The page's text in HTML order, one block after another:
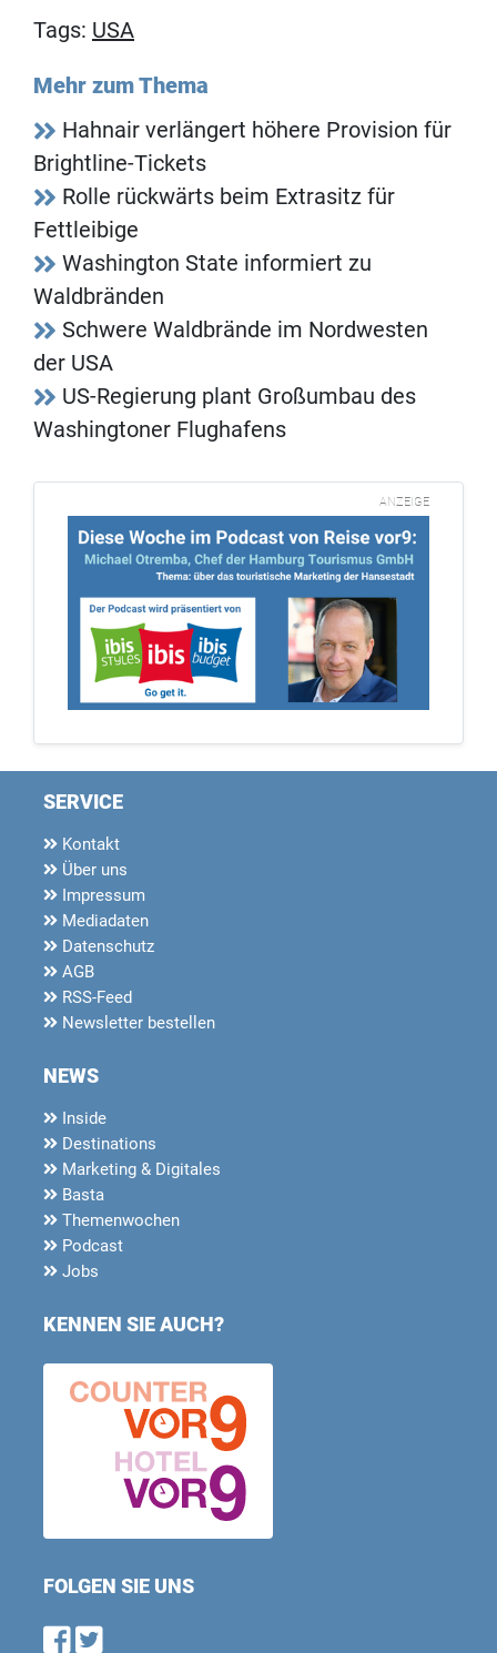
Tags: USA
Mehr zum Thema
Hahnair verlängert höhere Provision für
Brightline-Tickets
Rolle rückwärts beim Extrasitz für
Fettleibige
Washington State informiert zu
Waldbränden
Schwere Waldbrände im Nordwesten
der USA
US-Regierung plant Großumbau des
Washingtoner Flughafens
ANZEIGE
SERVICE
Kontakt
Über uns
Impressum
Mediadaten
Datenschutz
AGB
RSS-Feed
Newsletter bestellen
NEWS
Inside
Destinations
Marketing & Digitales
Basta
Themenwochen
Podcast
Jobs
KENNEN SIE AUCH?
FOLGEN SIE UNS
Find us on Facebook
Follow us on Twitter